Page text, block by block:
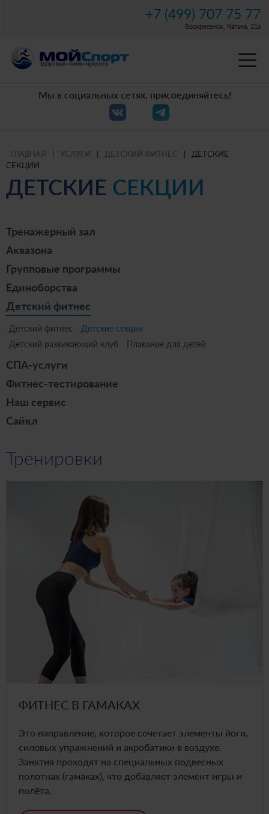
+7 (499) 707 75 77
Воскресенск, Кагана, 21а
Мы в социальных сетях, присоединяйтесь!
ГЛАВНАЯ УСЛУГИ ДЕТСКИЙ ФИТНЕС
ДЕТСКИЕ
СЕКЦИИ
ДЕТСКИЕ СЕКЦИИ
Тренажерный зал
Аквазона
Групповые программы
Единоборства
Детский фитнес
Детский фитнес
Детские секции
Детский развивающий клуб
Плавание для детей
СПА-услуги
Фитнес-тестирование
Наш сервис
Сайкл
Тренировки
ФИТНЕС В ГАМАКАХ
Это направление, которое сочетает элементы йоги,
силовых упражнений и акробатики в воздухе.
Занятия проходят на специальных подвесных
полотнах (гамаках), что добавляет элемент игры и
полёта.